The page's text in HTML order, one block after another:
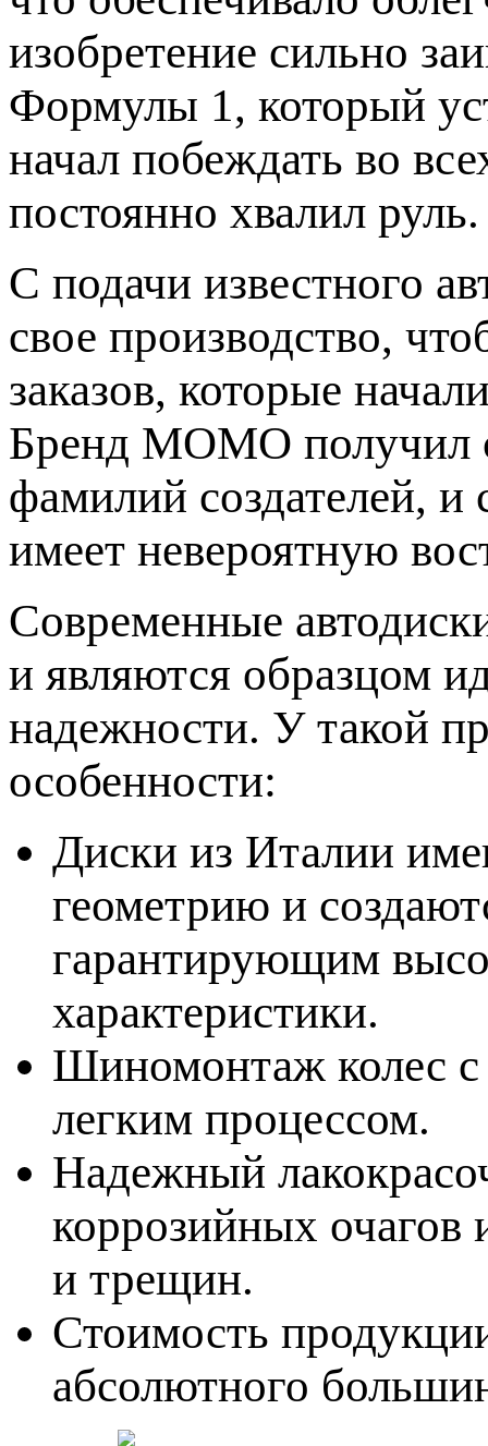
изобретение сильно
Формулы 1, который
начал побеждать во
постоянно хвалил руль.
С подачи известного
свое производство,
заказов, которые
Бренд МОМО получил
фамилий создателей, и
имеет невероятную
Современные
и являются образцом
надежности. У такой
особенности:
Диски из Италии
геометрию и
гарантирующим
характеристики.
Шиномонтаж колес
легким процессом.
Надежный
коррозийных очагов
и трещин.
Стоимость
абсолютного